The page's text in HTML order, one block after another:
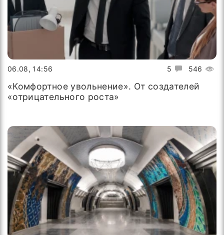
5 546
06.08, 14:56
«Комфортное увольнение». От создателей
«отрицательного роста»